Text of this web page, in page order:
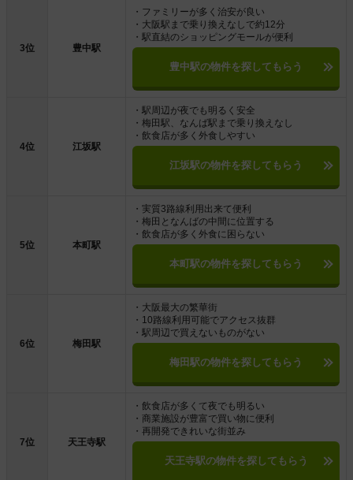
3位 豊中駅
・ファミリーが多く治安が良い
・大阪駅まで乗り換えなしで約12分
・駅直結のショッピングモールが便利
豊中駅の物件を探してもらう
4位 江坂駅
・駅周辺が夜でも明るく安全
・梅田駅、なんば駅まで乗り換えなし
・飲食店が多く外食しやすい
江坂駅の物件を探してもらう
5位 本町駅
・実質3路線利用出来て便利
・梅田となんばの中間に位置する
・飲食店が多く外食に困らない
本町駅の物件を探してもらう
6位 梅田駅
・大阪最大の繁華街
・10路線利用可能でアクセス抜群
・駅周辺で買えないものがない
梅田駅の物件を探してもらう
7位 天王寺駅
・飲食店が多くて夜でも明るい
・商業施設が豊富で買い物に便利
・再開発できれいな街並み
天王寺駅の物件を探してもらう